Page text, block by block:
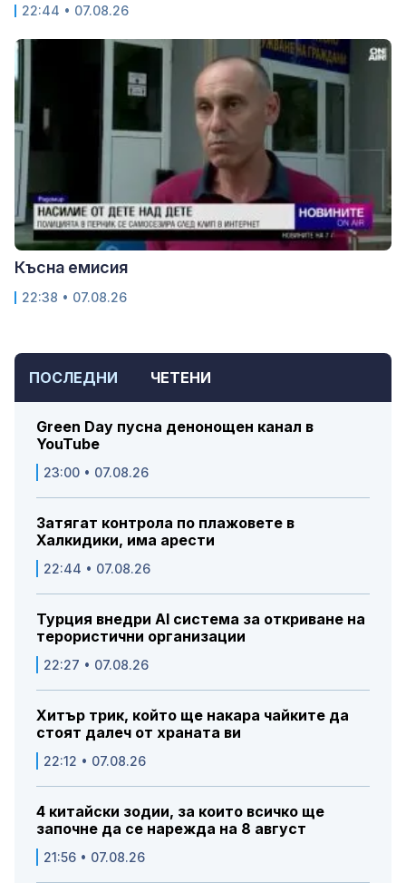
ПОСЛЕДНИ ЧЕТЕНИ
Green Day пусна денонощен канал в
YouTube
23:00 • 07.08.26
Затягат контрола по плажовете в
Халкидики, има арести
22:44 • 07.08.26
Турция внедри AI система за откриване на
терористични организации
22:27 • 07.08.26
Хитър трик, който ще накара чайките да
стоят далеч от храната ви
22:12 • 07.08.26
4 китайски зодии, за които всичко ще
започне да се нарежда на 8 август
21:56 • 07.08.26
22:44 • 07.08.26
Късна емисия
22:38 • 07.08.26